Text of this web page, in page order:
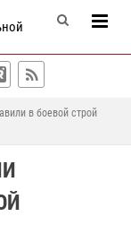
в боевой строй